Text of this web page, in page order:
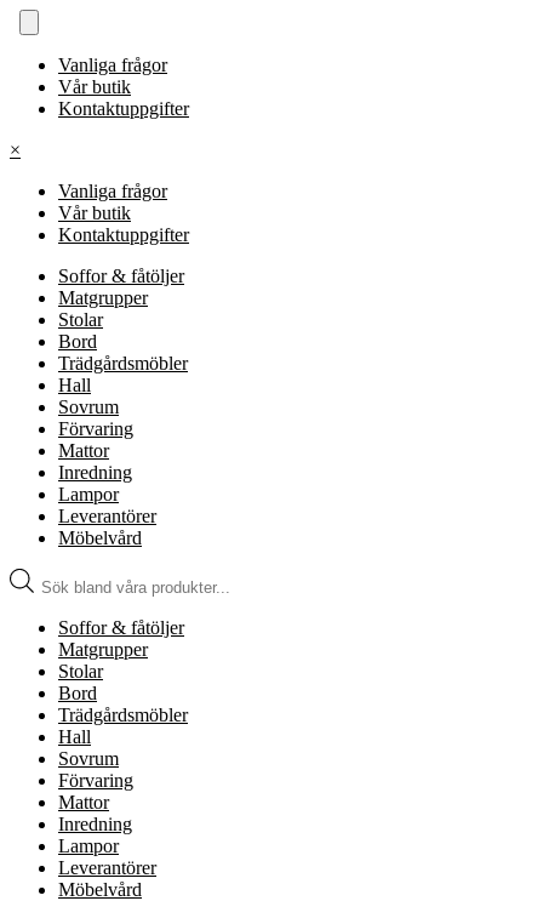
Vanliga frågor
Vår butik
Kontaktuppgifter
×
Vanliga frågor
Vår butik
Kontaktuppgifter
Soffor & fåtöljer
Matgrupper
Stolar
Bord
Trädgårdsmöbler
Hall
Sovrum
Förvaring
Mattor
Inredning
Lampor
Leverantörer
Möbelvård
Produktsökning
Soffor & fåtöljer
Matgrupper
Stolar
Bord
Trädgårdsmöbler
Hall
Sovrum
Förvaring
Mattor
Inredning
Lampor
Leverantörer
Möbelvård